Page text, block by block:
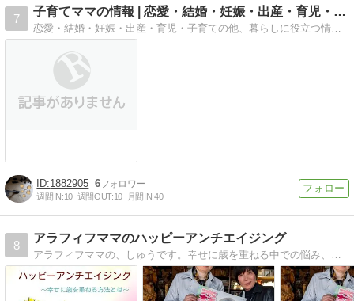
7
子育てママの情報 | 恋愛・結婚・妊娠・出産・育児・子育て…
恋愛・結婚・妊娠・出産・育児・子育ての他、暮らしに役立つ情報についてお伝えしていきます。
1882905 6
週間IN:10 週間OUT:10 月間IN:40
8
アラフィフママのハッピーアンチエイジング